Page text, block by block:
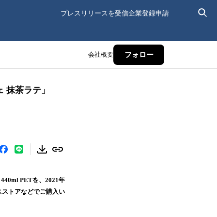
プレスリリースを受信企業登録申請
会社概要 フォロー
茶ラテ」
PETを、2021年
トアなどでご購入い